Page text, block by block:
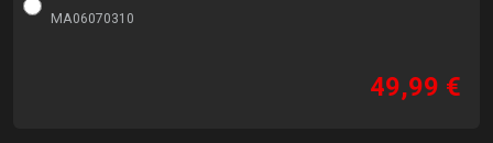
MA06070310
49,99 €